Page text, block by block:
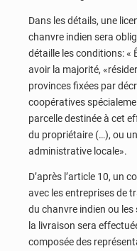
Dans les détails, une
chanvre indien sera
détaille les conditions: «
avoir la majorité,
provinces fixées par
coopératives
parcelle destinée à cet
du propriétaire (…), ou
administrative locale».
D’après l’article 10, un
avec les entreprises de
du chanvre indien ou les
la livraison sera
composée des